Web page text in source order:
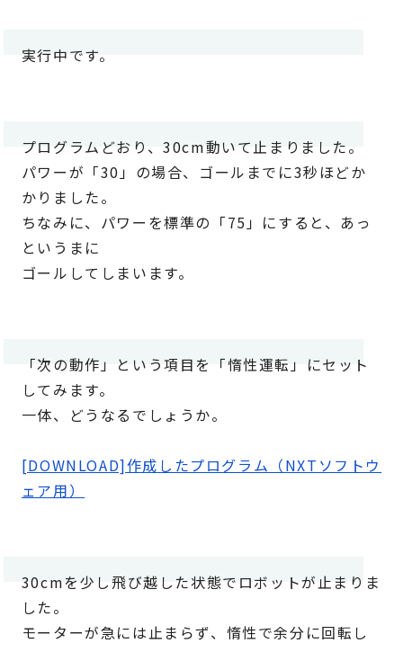
実行中です。
プログラムどおり、30cm動いて止まりました。
パワーが「30」の場合、ゴールまでに3秒ほどか
かりました。
ちなみに、パワーを標準の「75」にすると、あっ
というまに
ゴールしてしまいます。
「次の動作」という項目を「惰性運転」にセット
してみます。
一体、どうなるでしょうか。
[DOWNLOAD]作成したプログラム（NXTソフトウ
ェア用）
30cmを少し飛び越した状態でロボットが止まりま
した。
モーターが急には止まらず、惰性で余分に回転し